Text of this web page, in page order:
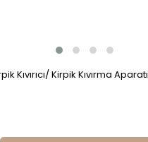
Kıvırıcı/ Kirpik Kıvırma Aparatı